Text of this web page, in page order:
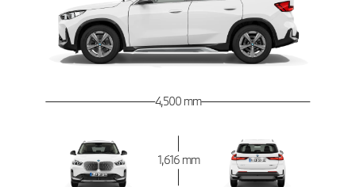
4,500 mm
1,616 mm